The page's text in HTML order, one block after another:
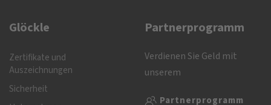
Glöckle
Zertifikate und
Auszeichnungen
Sicherheit
Partnerprogramm
Verdienen Sie Geld mit
unserem
Partnerprogramm